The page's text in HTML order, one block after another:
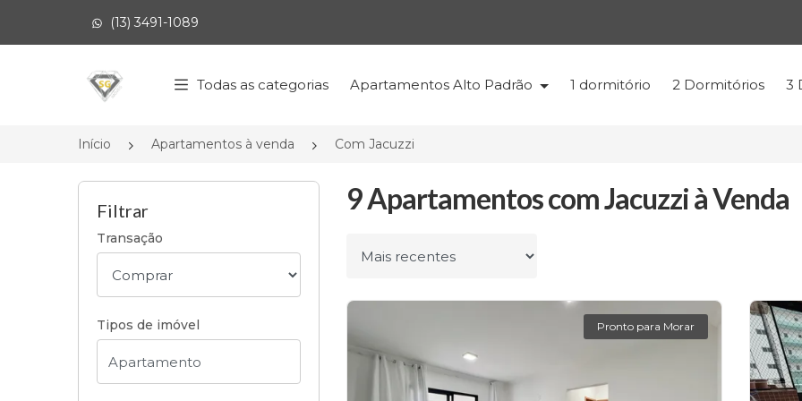
(13) 3491-1089
Página inicial
Todas as categorias Apartamentos Alto Padrão 1 dormitório 2 Dormitórios 3
Início Apartamentos à venda Com Jacuzzi
Filtrar
Transação
Tipos de imóvel
9 Apartamentos com Jacuzzi à Venda
Ordenar por
Pronto para Morar